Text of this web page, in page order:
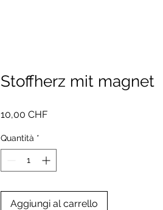
Stoffherz mit magnet
10,00 CHFPrezzo
Quantità *
Aggiungi al carrello